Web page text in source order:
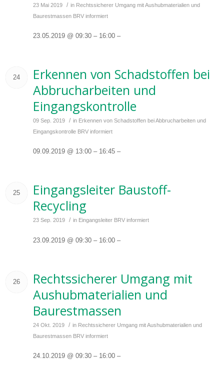
23 Mai 2019 / in Rechtssicherer Umgang mit Aushubmaterialien und
Baurestmassen BRV informiert
23.05.2019 @ 09:30 – 16:00 –
24
Erkennen von Schadstoffen bei
Abbrucharbeiten und
Eingangskontrolle
09 Sep. 2019 / in Erkennen von Schadstoffen bei Abbrucharbeiten und
Eingangskontrolle BRV informiert
09.09.2019 @ 13:00 – 16:45 –
25
Eingangsleiter Baustoff-
Recycling
23 Sep. 2019 / in Eingangsleiter BRV informiert
23.09.2019 @ 09:30 – 16:00 –
26
Rechtssicherer Umgang mit
Aushubmaterialien und
Baurestmassen
24 Okt. 2019 / in Rechtssicherer Umgang mit Aushubmaterialien und
Baurestmassen BRV informiert
24.10.2019 @ 09:30 – 16:00 –